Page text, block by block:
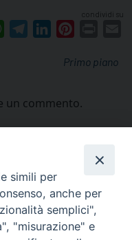
condividi su
WhatsAppTelegramLinkedIn
Primo piano
un commento.
simili per
anche per
semplici",
"misurazione" e